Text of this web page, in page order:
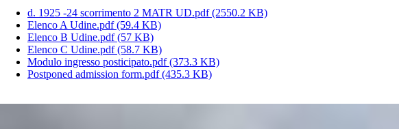
d. 1925 -24 scorrimento 2 MATR UD.pdf(2550.2 KB)
Elenco A Udine.pdf(59.4 KB)
Elenco B Udine.pdf(57 KB)
Elenco C Udine.pdf(58.7 KB)
Modulo ingresso posticipato.pdf(373.3 KB)
Postponed admission form.pdf(435.3 KB)